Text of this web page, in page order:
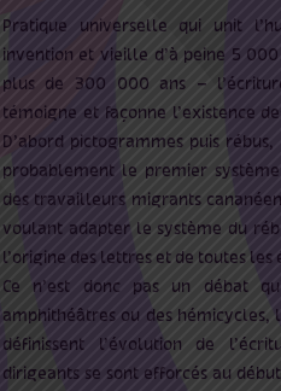
Pratique universelle qui unit
invention et vieille d’à peine 5
plus de 300 000 ans –
témoigne et façonne l’existence
D’abord pictogrammes puis
probablement le premier
des travailleurs migrants
voulant adapter le système du
l’origine des lettres et de toutes les
Ce n’est donc pas un débat
amphithéâtres ou des hémicycles,
définissent l’évolution de
dirigeants se sont efforcés au